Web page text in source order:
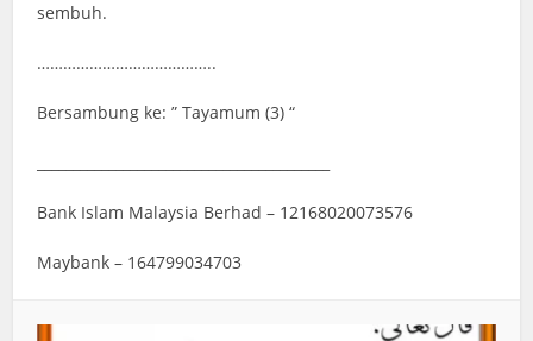
sembuh.
…………………………………..
Bersambung ke: ” Tayamum (3) “
Bank Islam Malaysia Berhad – 12168020073576
Maybank – 164799034703